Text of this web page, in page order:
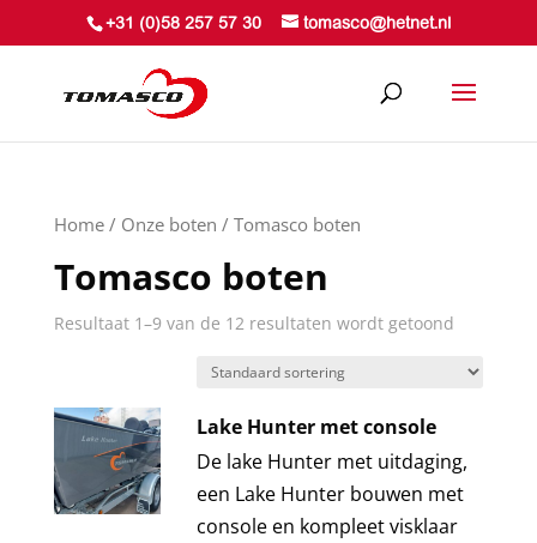
+31 (0)58 257 57 30 tomasco@hetnet.nl
Home/ Onze boten / Tomasco boten
Tomasco boten
Resultaat 1–9 van de 12 resultaten wordt getoond
Lake Hunter met console
De lake Hunter met uitdaging,
een Lake Hunter bouwen met
console en kompleet visklaar